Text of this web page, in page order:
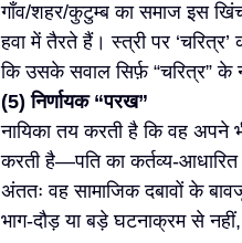
गाँव/शहर/कुटुम्ब का समाज इस
हवा में तैरते हैं। स्त्री पर
कि उसके सवाल सिर्फ़ “चरित्र” के
(5) निर्णायक “परख”
नायिका तय करती है कि वह अपने
करती है—पति का कर्तव्य-
अंततः वह सामाजिक दबावों के
भाग-दौड़ या बड़े घटनाक्रम से